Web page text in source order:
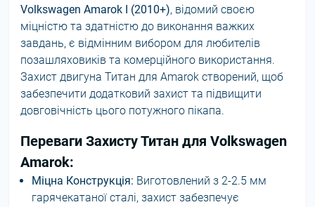
Volkswagen Amarok I (2010+), відомий своєю
міцністю та здатністю до виконання важких
завдань, є відмінним вибором для любителів
позашляховиків та комерційного використання.
Захист двигуна Титан для Amarok створений, щоб
забезпечити додатковий захист та підвищити
довговічність цього потужного пікапа.
Переваги Захисту Титан для Volkswagen
Amarok:
Міцна Конструкція: Виготовлений з 2-2.5 мм
гарячекатаної сталі, захист забезпечує